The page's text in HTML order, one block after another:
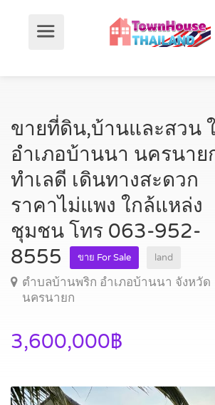
ขายที่ดิน,บ้านและสวน
อำเภอบ้านนา นครนาย
ทำเลดี เดินทางสะดวก
ราคาไม่แพง ใกล้แหล่ง
ชุมชน โทร 063-952-
8555
ขาย For Sale land
ตำบลบ้านพริก อำเภอบ้านนา จังหวัด
นครนายก
3,600,000฿